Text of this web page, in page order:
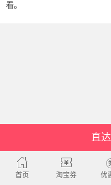
看。
直
首页 淘宝券 优